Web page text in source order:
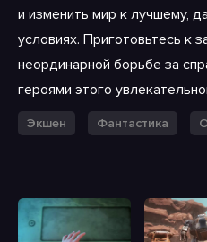
и изменить мир к лучшему,
условиях. Приготовьтесь к
неординарной борьбе за
героями этого
Экшен Фантастика